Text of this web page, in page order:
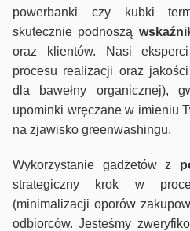
powerbanki czy kubki
skutecznie podnoszą
oraz klientów. Nasi
procesu realizacji oraz
dla bawełny organicznej),
upominki wręczane w imieniu
na zjawisko greenwashingu.
Wykorzystanie gadżetów z
strategiczny krok w
(minimalizacji oporów
odbiorców. Jesteśmy